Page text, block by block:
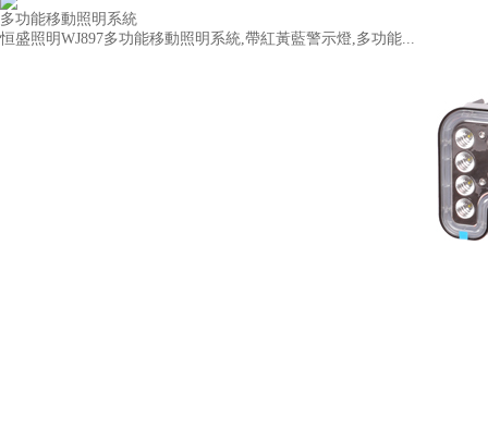
多功能移動照明系統
恒盛照明WJ897多功能移動照明系統,帶紅黃藍警示燈,多功能...